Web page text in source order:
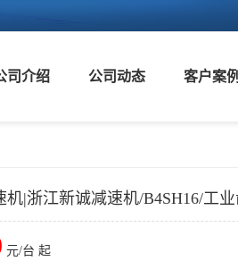
司介绍 公司动态 客户案例
机|浙江新诚减速机/B4SH16/工
元/台 起